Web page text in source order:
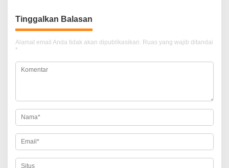
g
a
s
i
p
s
Tinggalkan Balasan
Alamat email Anda tidak akan dipublikasikan. Ruas yang wajib ditandai
*